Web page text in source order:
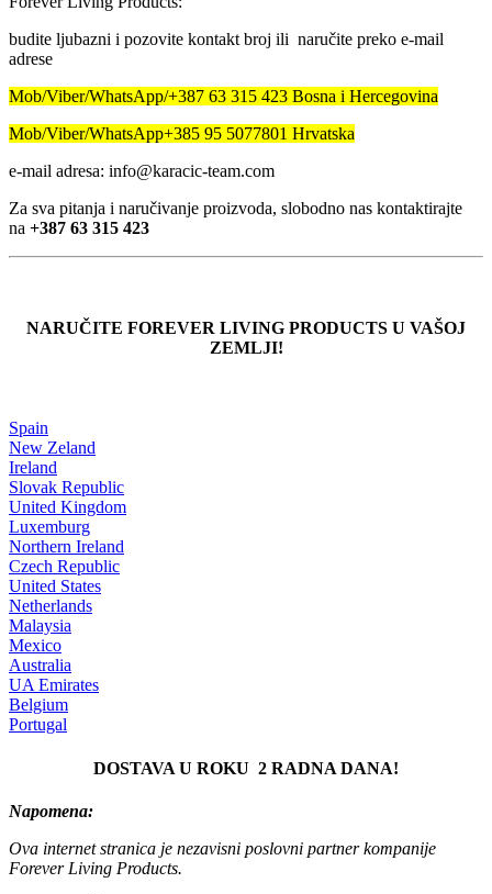
budite ljubazni i pozovite kontakt broj ili naručite preko e-mail
adrese
Mob/Viber/WhatsApp/+387 63 315 423 Bosna i Hercegovina
Mob/Viber/WhatsApp+385 95 5077801 Hrvatska
e-mail adresa: info@karacic-team.com
Za sva pitanja i naručivanje proizvoda, slobodno nas kontaktirajte
na +387 63 315 423
NARUČITE FOREVER LIVING PRODUCTS U VAŠOJ
ZEMLJI!
Spain
New Zeland
Ireland
Slovak Republic
United Kingdom
Luxemburg
Northern Ireland
Czech Republic
United States
Netherlands
Malaysia
Mexico
Australia
UA Emirates
Belgium
Portugal
DOSTAVA U ROKU 2 RADNA DANA!
Napomena:
Ova internet stranica je nezavisni poslovni partner kompanije
Forever Living Products.